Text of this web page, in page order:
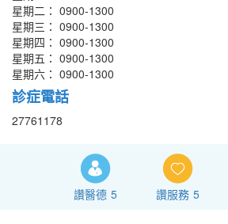
星期二： 0900-1300
星期三： 0900-1300
星期四： 0900-1300
星期五： 0900-1300
星期六： 0900-1300
診症電話
27761178
讚醫德 5 讚服務 5